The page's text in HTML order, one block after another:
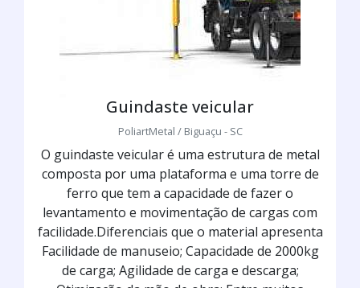
Guindaste veicular
PoliartMetal / Biguaçu - SC
O guindaste veicular é uma estrutura de metal
composta por uma plataforma e uma torre de
ferro que tem a capacidade de fazer o
levantamento e movimentação de cargas com
facilidade.Diferenciais que o material apresenta
Facilidade de manuseio; Capacidade de 2000kg
de carga; Agilidade de carga e descarga;